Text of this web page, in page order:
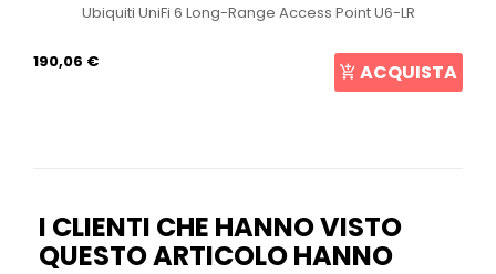
Ubiquiti UniFi 6 Long-Range Access Point U6-LR
190,06 € ACQUISTA
I CLIENTI CHE HANNO VISTO
QUESTO ARTICOLO HANNO